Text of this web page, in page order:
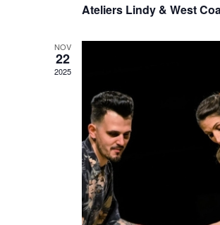
Ateliers Lindy & West
NOV
22
2025